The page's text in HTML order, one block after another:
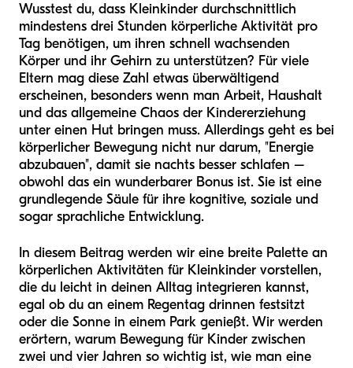
Wusstest du, dass Kleinkinder durchschnittlich
mindestens drei Stunden körperliche Aktivität pro
Tag benötigen, um ihren schnell wachsenden
Körper und ihr Gehirn zu unterstützen? Für viele
Eltern mag diese Zahl etwas überwältigend
erscheinen, besonders wenn man Arbeit, Haushalt
und das allgemeine Chaos der Kindererziehung
unter einen Hut bringen muss. Allerdings geht es bei
körperlicher Bewegung nicht nur darum, "Energie
abzubauen", damit sie nachts besser schlafen –
obwohl das ein wunderbarer Bonus ist. Sie ist eine
grundlegende Säule für ihre kognitive, soziale und
sogar sprachliche Entwicklung.
In diesem Beitrag werden wir eine breite Palette an
körperlichen Aktivitäten für Kleinkinder vorstellen,
die du leicht in deinen Alltag integrieren kannst,
egal ob du an einem Regentag drinnen festsitzt
oder die Sonne in einem Park genießt. Wir werden
erörtern, warum Bewegung für Kinder zwischen
zwei und vier Jahren so wichtig ist, wie man eine